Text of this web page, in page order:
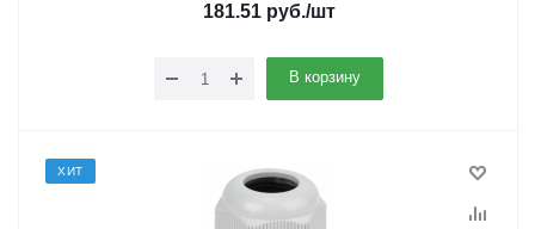
181.51руб./шт
В корзину
ХИТ